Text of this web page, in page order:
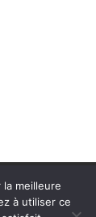
meilleure
à utiliser ce